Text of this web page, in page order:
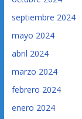
septiembre 2024
mayo 2024
abril 2024
marzo 2024
febrero 2024
enero 2024